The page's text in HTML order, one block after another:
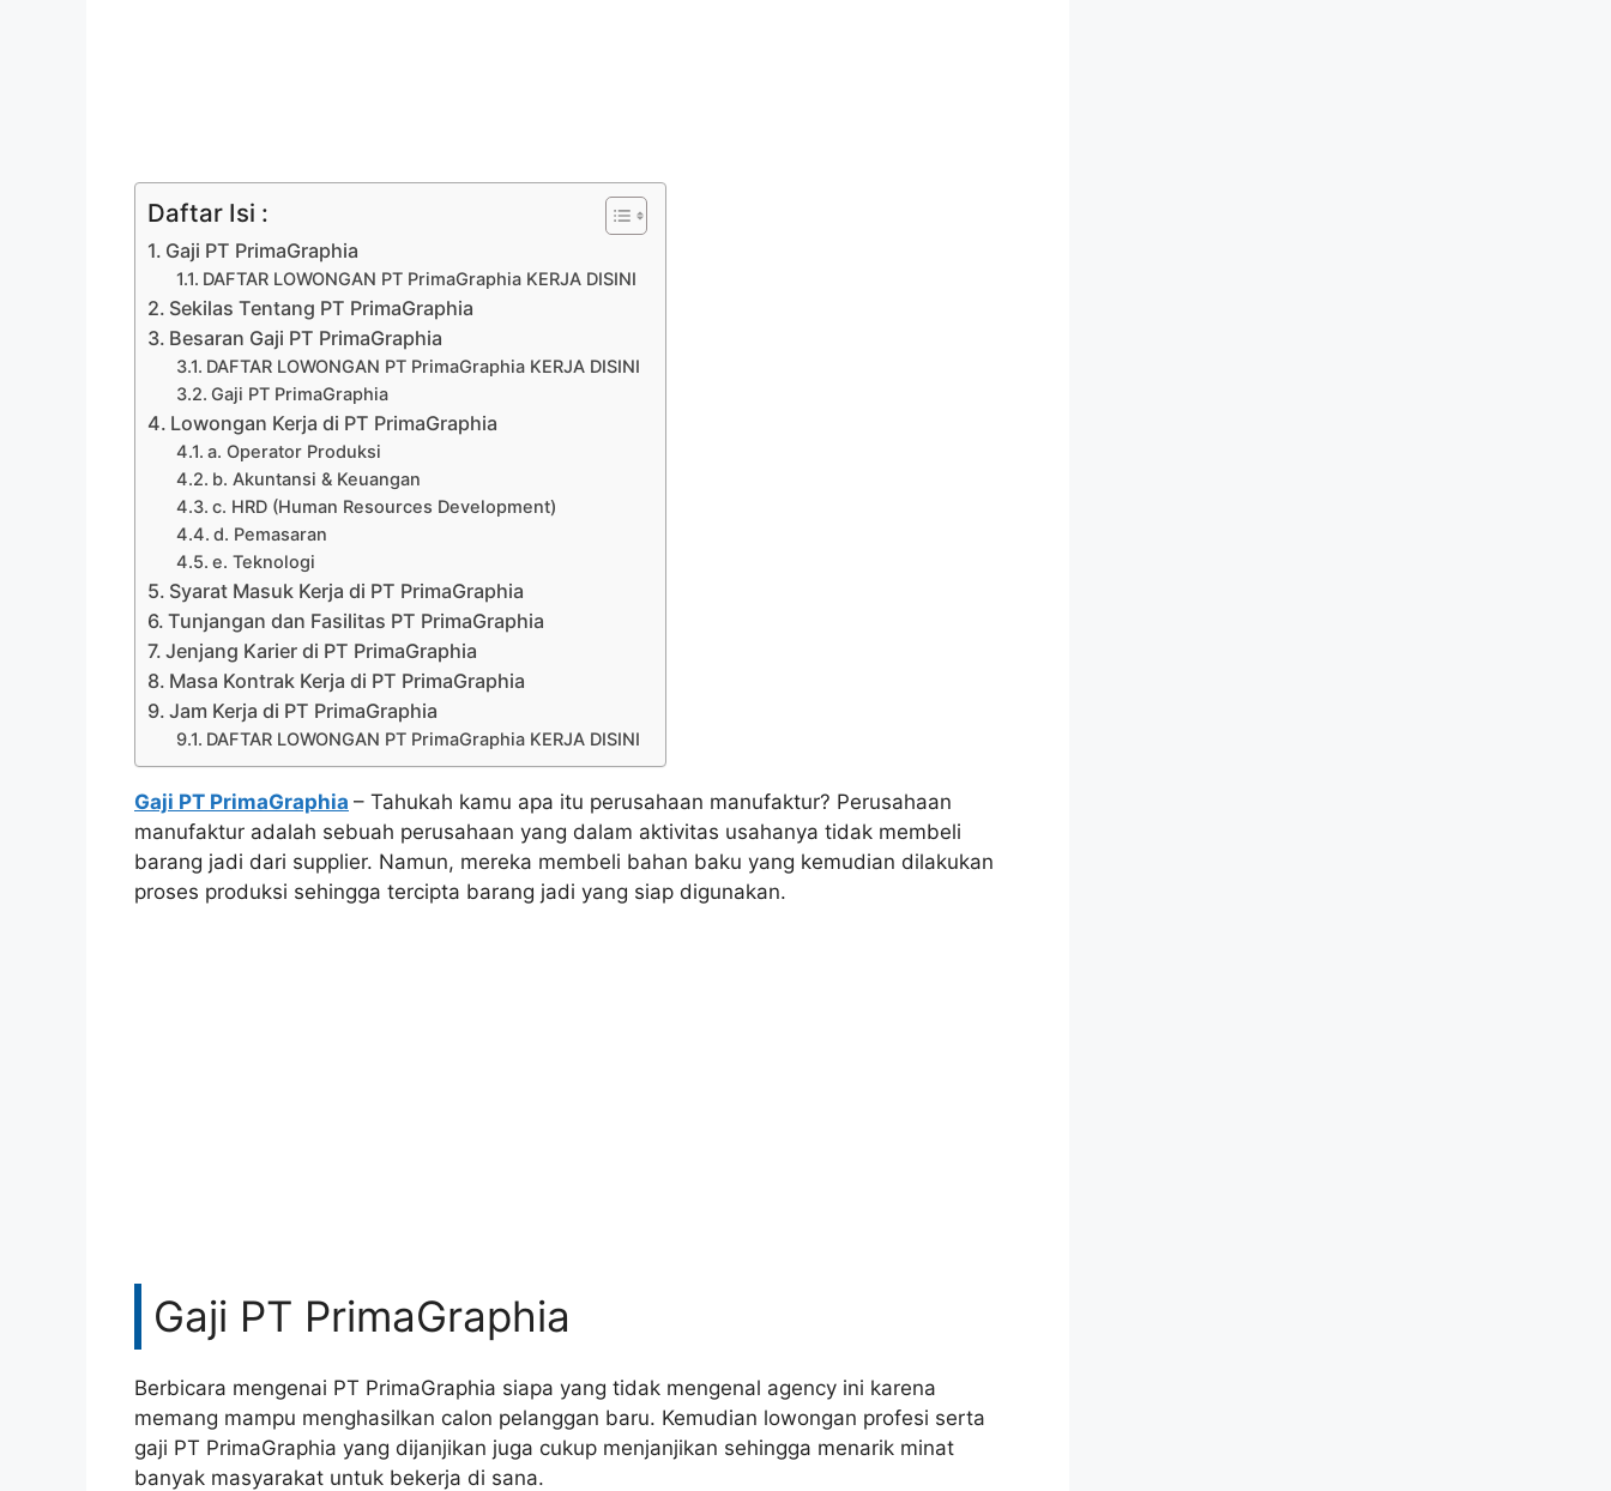
Daftar Isi :
Gaji PT PrimaGraphia
DAFTAR LOWONGAN PT PrimaGraphia KERJA DISINI
Sekilas Tentang PT PrimaGraphia
Besaran Gaji PT PrimaGraphia
DAFTAR LOWONGAN PT PrimaGraphia KERJA DISINI
Gaji PT PrimaGraphia
Lowongan Kerja di PT PrimaGraphia
a. Operator Produksi
b. Akuntansi & Keuangan
c. HRD (Human Resources Development)
d. Pemasaran
e. Teknologi
Syarat Masuk Kerja di PT PrimaGraphia
Tunjangan dan Fasilitas PT PrimaGraphia
Jenjang Karier di PT PrimaGraphia
Masa Kontrak Kerja di PT PrimaGraphia
Jam Kerja di PT PrimaGraphia
DAFTAR LOWONGAN PT PrimaGraphia KERJA DISINI
Gaji PT PrimaGraphia – Tahukah kamu apa itu perusahaan manufaktur? Perusahaan
manufaktur adalah sebuah perusahaan yang dalam aktivitas usahanya tidak membeli
barang jadi dari supplier. Namun, mereka membeli bahan baku yang kemudian dilakukan
proses produksi sehingga tercipta barang jadi yang siap digunakan.
Gaji PT PrimaGraphia
Berbicara mengenai PT PrimaGraphia siapa yang tidak mengenal agency ini karena
memang mampu menghasilkan calon pelanggan baru. Kemudian lowongan profesi serta
gaji PT PrimaGraphia yang dijanjikan juga cukup menjanjikan sehingga menarik minat
banyak masyarakat untuk bekerja di sana.